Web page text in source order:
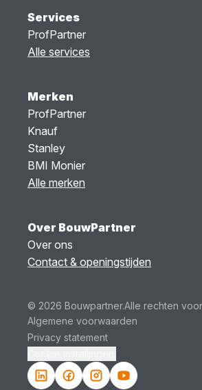
Services
ProfPartner
Alle services
Merken
ProfPartner
Knauf
Stanley
BMI Monier
Alle merken
Over BouwPartner
Over ons
Contact & openingstijden
© 2026 Bouwpartner.Alle rechten
Algemene voorwaarden
Privacy statement